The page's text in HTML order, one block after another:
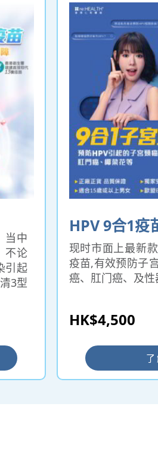
当中
不论
引起
3型
盟
澳
血
、
、
HPV 9合1疫
现时市面上最新
疫苗,有效预防子
癌、肛门癌、及性
HK$4,500